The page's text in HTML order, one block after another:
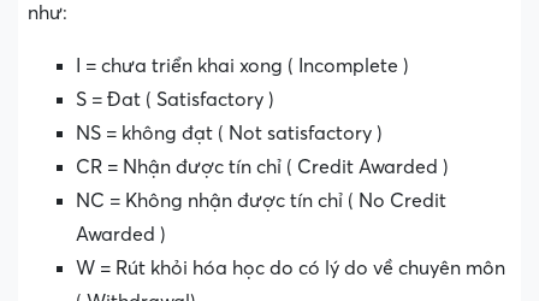
như:
I = chưa triển khai xong ( Incomplete )
S = Đat ( Satisfactory )
NS = không đạt ( Not satisfactory )
CR = Nhận được tín chỉ ( Credit Awarded )
NC = Không nhận được tín chỉ ( No Credit
Awarded )
W = Rút khỏi hóa học do có lý do về chuyên môn